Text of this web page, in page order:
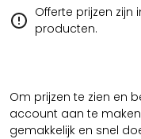
Offerte prijzen
producten.
Om prijzen te zien en
account aan te
gemakkelijk en snel